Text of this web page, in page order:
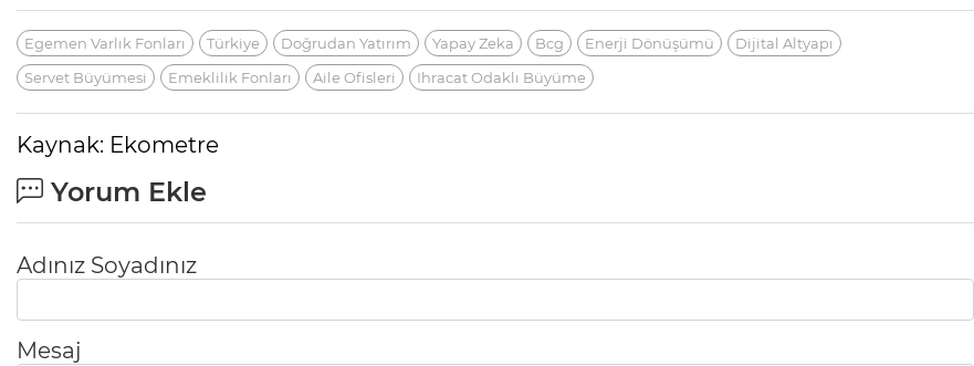
Egemen Varlık Fonları Türkiye Doğrudan Yatırım Yapay Zeka Bcg Enerji Dönüşümü
Dijital Altyapı
Servet Büyümesi
Emeklilik Fonları Aile Ofisleri Ihracat Odaklı Büyüme
Kaynak: Ekometre
Yorum Ekle
Adınız Soyadınız
Mesaj